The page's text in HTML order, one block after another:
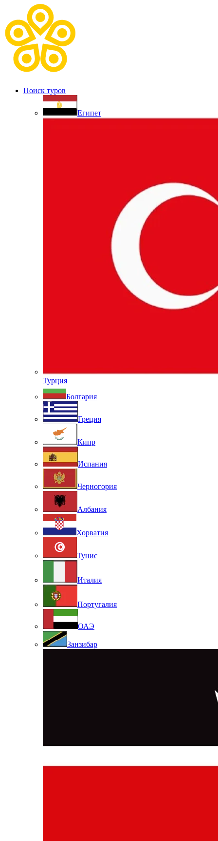
Поиск туров
Египет
Турция
Болгария
Греция
Кипр
Испания
Черногория
Албания
Хорватия
Тунис
Италия
Португалия
ОАЭ
Занзибар